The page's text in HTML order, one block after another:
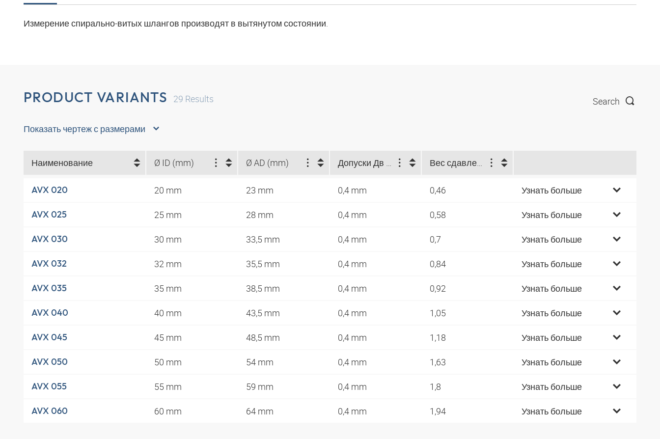
Измерение спирально-витых шлангов производят в вытянутом состоянии.
PRODUCT VARIANTS 29 Results Search
Показать чертеж с размерами
Наименование Ø ID (mm) Ø AD (mm) Допуски Дв / Дн (mm) Вес сдавлен. на м (kg)
AVX 020 20 mm 23 mm 0,4 mm 0,46 Узнать больше
AVX 025 25 mm 28 mm 0,4 mm 0,58 Узнать больше
AVX 030 30 mm 33,5 mm 0,4 mm 0,7 Узнать больше
AVX 032 32 mm 35,5 mm 0,4 mm 0,84 Узнать больше
AVX 035 35 mm 38,5 mm 0,4 mm 0,92 Узнать больше
AVX 040 40 mm 43,5 mm 0,4 mm 1,05 Узнать больше
AVX 045 45 mm 48,5 mm 0,4 mm 1,18 Узнать больше
AVX 050 50 mm 54 mm 0,4 mm 1,63 Узнать больше
AVX 055 55 mm 59 mm 0,4 mm 1,8 Узнать больше
AVX 060 60 mm 64 mm 0,4 mm 1,94 Узнать больше